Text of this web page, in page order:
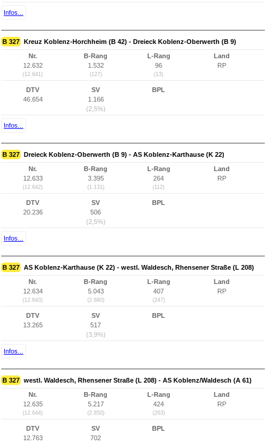
Infos...
B 327 Kreuz Koblenz-Horchheim (B 42) - Dreieck Koblenz-Oberwerth (B 9)
Nr.
12.632
(12.641)
B-Rang
1.532
(127)
L-Rang
96
(13)
Land
RP
DTV
46.654
SV
1.166
(2,5%)
BPL
Infos...
B 327 Dreieck Koblenz-Oberwerth (B 9) - AS Koblenz-Karthause (K 22)
Nr.
12.633
(12.642)
B-Rang
3.395
(1.131)
L-Rang
264
(112)
Land
RP
DTV
20.236
SV
506
(2,5%)
BPL
Infos...
B 327 AS Koblenz-Karthause (K 22) - westl. Waldesch, Rhensener Straße (L 208)
Nr.
12.634
(12.643)
B-Rang
5.043
(2.680)
L-Rang
407
(247)
Land
RP
DTV
13.265
SV
517
(3,9%)
BPL
Infos...
B 327 westl. Waldesch, Rhensener Straße (L 208) - AS Koblenz/Waldesch (A 61)
Nr.
12.635
(12.644)
B-Rang
5.217
(2.850)
L-Rang
424
(263)
Land
RP
DTV
12.763
SV
702
BPL